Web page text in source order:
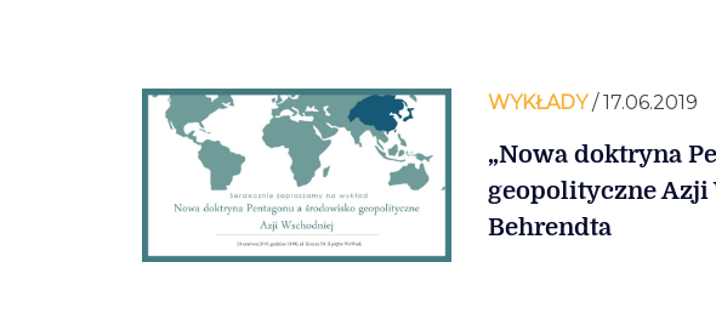
WYKŁADY/ 17.06.2019
„Nowa doktryna
geopolityczne Azji
Behrendta